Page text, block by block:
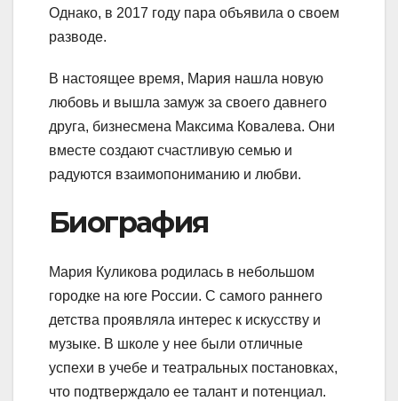
Однако, в 2017 году пара объявила о своем
разводе.
В настоящее время, Мария нашла новую
любовь и вышла замуж за своего давнего
друга, бизнесмена Максима Ковалева. Они
вместе создают счастливую семью и
радуются взаимопониманию и любви.
Биография
Мария Куликова родилась в небольшом
городке на юге России. С самого раннего
детства проявляла интерес к искусству и
музыке. В школе у нее были отличные
успехи в учебе и театральных постановках,
что подтверждало ее талант и потенциал.